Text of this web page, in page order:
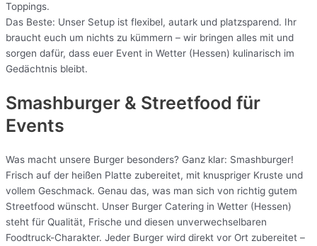
Toppings.
Das Beste: Unser Setup ist flexibel, autark und platzsparend. Ihr
braucht euch um nichts zu kümmern – wir bringen alles mit und
sorgen dafür, dass euer Event in Wetter (Hessen) kulinarisch im
Gedächtnis bleibt.
Smashburger & Streetfood für
Events
Was macht unsere Burger besonders? Ganz klar: Smashburger!
Frisch auf der heißen Platte zubereitet, mit knuspriger Kruste und
vollem Geschmack. Genau das, was man sich von richtig gutem
Streetfood wünscht. Unser Burger Catering in Wetter (Hessen)
steht für Qualität, Frische und diesen unverwechselbaren
Foodtruck-Charakter. Jeder Burger wird direkt vor Ort zubereitet –